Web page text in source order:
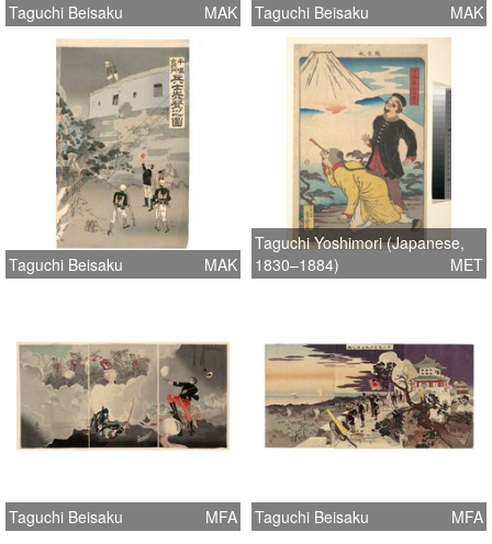
Taguchi Beisaku MAK Taguchi Beisaku MAK
Taguchi Beisaku MAK
Taguchi Yoshimori (Japanese,
1830–1884)
MET
Taguchi Beisaku MFA Taguchi Beisaku MFA